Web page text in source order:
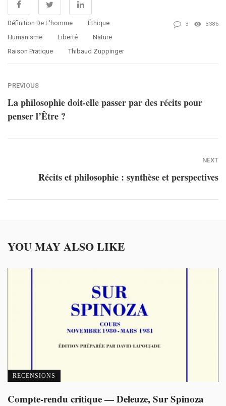
Définition De L'homme
Éthique
Humanisme
Liberté
Nature
Raison Pratique
Thibaud Zuppinger
3 3386
PREVIOUS
La philosophie doit-elle passer par des récits pour
penser l’Être ?
NEXT
Récits et philosophie : synthèse et perspectives
YOU MAY ALSO LIKE
RECENSIONS
Compte-rendu critique — Deleuze, Sur Spinoza